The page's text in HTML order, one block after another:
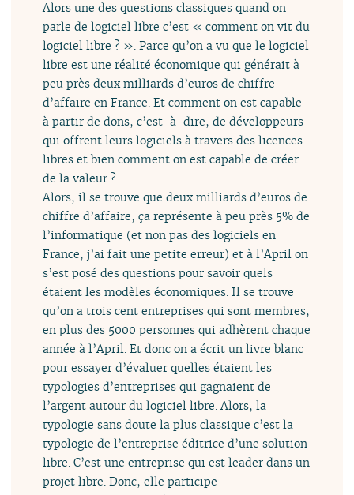
Alors une des questions classiques quand on
parle de logiciel libre c’est « comment on vit du
logiciel libre ? ». Parce qu’on a vu que le logiciel
libre est une réalité économique qui générait à
peu près deux milliards d’euros de chiffre
d’affaire en France. Et comment on est capable
à partir de dons, c’est-à-dire, de développeurs
qui offrent leurs logiciels à travers des licences
libres et bien comment on est capable de créer
de la valeur ?
Alors, il se trouve que deux milliards d’euros de
chiffre d’affaire, ça représente à peu près 5% de
l’informatique (et non pas des logiciels en
France, j’ai fait une petite erreur) et à l’April on
s’est posé des questions pour savoir quels
étaient les modèles économiques. Il se trouve
qu’on a trois cent entreprises qui sont membres,
en plus des 5000 personnes qui adhèrent chaque
année à l’April. Et donc on a écrit un livre blanc
pour essayer d’évaluer quelles étaient les
typologies d’entreprises qui gagnaient de
l’argent autour du logiciel libre. Alors, la
typologie sans doute la plus classique c’est la
typologie de l’entreprise éditrice d’une solution
libre. C’est une entreprise qui est leader dans un
projet libre. Donc, elle participe